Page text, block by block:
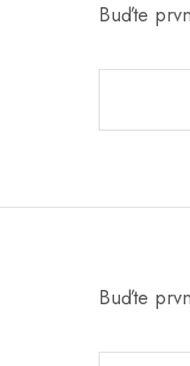
Buďte
Buďte